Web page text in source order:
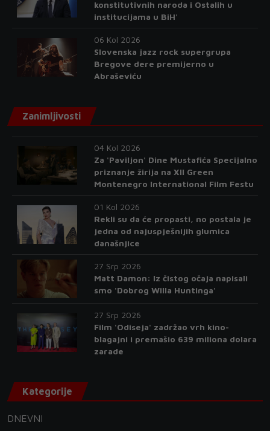
konstitutivnih naroda i Ostalih u
institucijama u BiH'
06 Kol 2026
Slovenska jazz rock supergrupa
Bregove dere premijerno u
Abraševiću
Zanimljivosti
04 Kol 2026
Za 'Paviljon' Dine Mustafića Specijalno
priznanje žirija na XII Green
Montenegro International Film Festu
01 Kol 2026
Rekli su da će propasti, no postala je
jedna od najuspješnijih glumica
današnjice
27 Srp 2026
Matt Damon: Iz čistog očaja napisali
smo 'Dobrog Willa Huntinga'
27 Srp 2026
Film 'Odiseja' zadržao vrh kino-
blagajni i premašio 639 miliona dolara
zarade
Kategorije
DNEVNI